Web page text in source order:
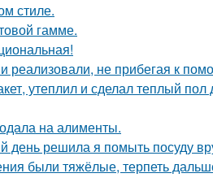
стиле.
гамме.
реализовали, не прибегая к
утеплил и сделал теплый
на алименты.
день решила я помыть посуду
были тяжёлые, терпеть